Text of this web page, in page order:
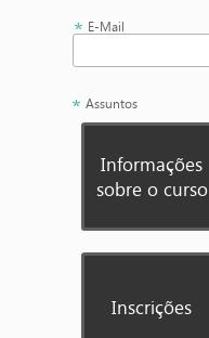
E-Mail
Assuntos
Informações
sobre o curso
Inscrições